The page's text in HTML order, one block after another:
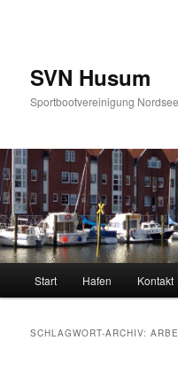
SVN Husum
Sportbootvereinigung
Zum
Zum
Start Hafen Kontakt
SCHLAGWORT-ARCHIV: